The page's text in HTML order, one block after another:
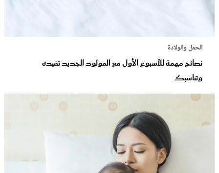
الحمل والولادة
نصائح مهمة للأسبوع الأول مع المولود الجديد تفيده
وتناسبك